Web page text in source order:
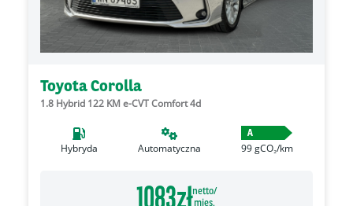
Toyota Corolla
1.8 Hybrid 122 KM e-CVT Comfort 4d
Hybryda Automatyczna
A
99gCO₂/km
1083złnetto/
mies.